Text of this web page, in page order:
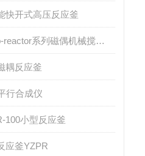
快开式高压反应釜
Micro-reactor系列磁偶机械搅拌反应釜
耦反应釜
行合成仪
100小型反应釜
应釜YZPR